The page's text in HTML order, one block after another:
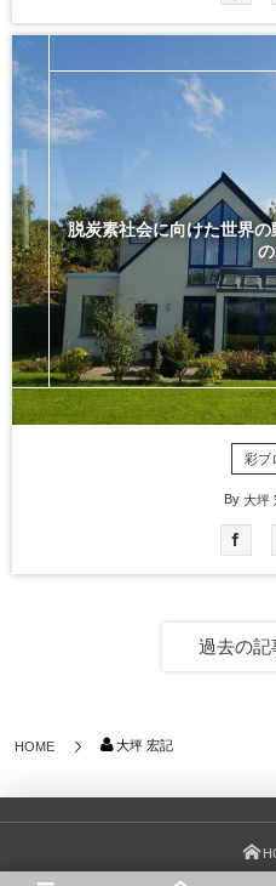
脱炭素社会に向けた世界
彩ブ
By 大坪
過去の記
HOME 大坪 宏記